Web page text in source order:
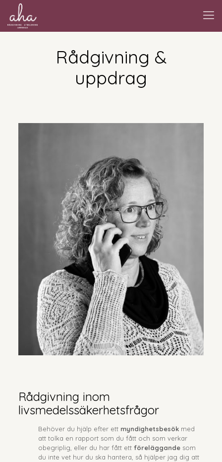
Rådgivning &
uppdrag
Rådgivning inom
livsmedelssäkerhetsfrågor
Behöver du hjälp efter ett myndighetsbesökmed
att tolka en rapport som du fått och som verkar
obegriplig, eller du har fått ett föreläggandesom
du inte vet hur du ska hantera, så hjälper jag dig att